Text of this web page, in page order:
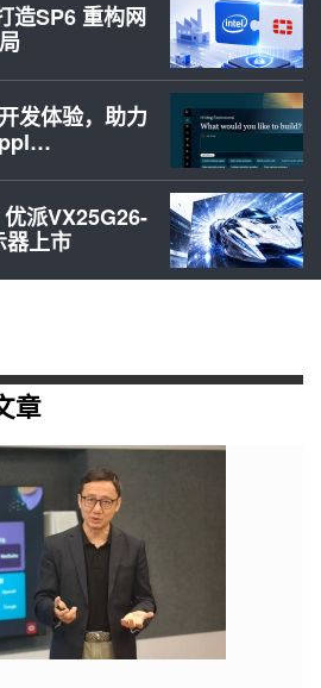
造SP6 重构网
发体验，助力
派VX25G26-
器上市
章